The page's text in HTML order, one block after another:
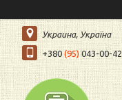
Украина, Україна
+380 (95)043-00-42